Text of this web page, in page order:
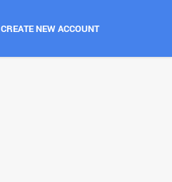
CREATE NEW ACCOUNT